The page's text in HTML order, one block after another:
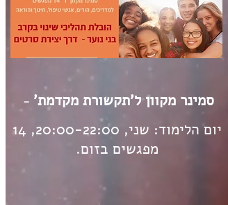
סמינר מקוון ל'תקשורת מקדמת' -
יום הלימוד: שני, 20:00-22:00, 14
מפגשים בזום.